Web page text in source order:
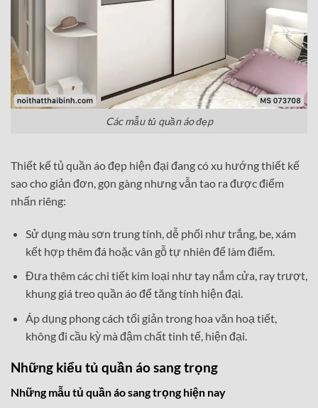
Các mẫu tủ quần áo đẹp
Thiết kế tủ quần áo đẹp hiện đại đang có xu hướng thiết kế
sao cho giản đơn, gọn gàng nhưng vẫn tao ra được điểm
nhấn riêng:
Sử dụng màu sơn trung tính, dễ phối như trắng, be, xám
kết hợp thêm đá hoặc vân gỗ tự nhiên để làm điểm.
Đưa thêm các chi tiết kim loại như tay nắm cửa, ray trượt,
khung giá treo quần áo để tăng tính hiện đại.
Áp dụng phong cách tối giản trong hoa văn hoạ tiết,
không đi cầu kỳ mà đậm chất tinh tế, hiện đại.
Những kiểu tủ quần áo sang trọng
Những mẫu tủ quần áo sang trọng hiện nay